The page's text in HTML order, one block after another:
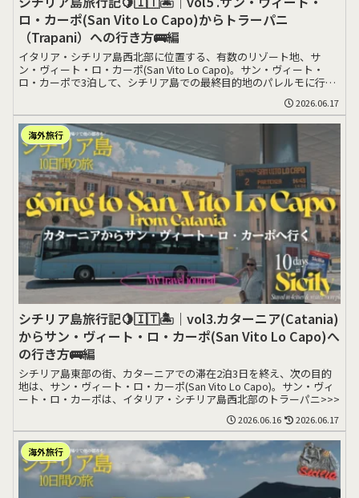
ロ・カーポ(San Vito Lo Capo)からトラーパニ
（Trapani）への行き方🚌編
イタリア・シチリア島西北部に位置する、有数のリゾート地、サ
ン・ヴィート・ロ・カーポ(San Vito Lo Capo)。サン・ヴィート・
ロ・カーポで3泊して、シチリア島での最終目的地のパレルモに行く
2026.06.17
海外旅行
シチリア島旅行記🍋🇮🇹🏝️｜vol3.カターニア(Catania)
からサン・ヴィート・ロ・カーポ(San Vito Lo Capo)へ
の行き方🚌編
シチリア島東部の街、カターニアでの滞在2泊3日を終え、次の目的
地は、サン・ヴィート・ロ・カーポ(San Vito Lo Capo)。サン・ヴィ
ート・ロ・カーポは、イタリア・シチリア島西北部のトラーパニ>>>
2026.06.16 2026.06.17
海外旅行